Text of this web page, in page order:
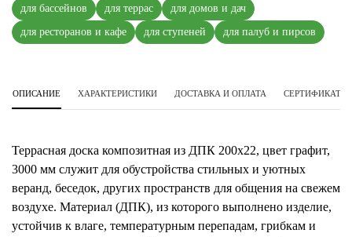
для бассейнов для террас
для домов и дач
для ресторанов и кафе
для ступеней для палуб и пирсов
ОПИСАНИЕ ХАРАКТЕРИСТИКИ ДОСТАВКА И ОПЛАТА СЕРТИФИКАТЫ
Террасная доска композитная из ДПК 200х22, цвет графит,
3000 мм служит для обустройства стильных и уютных
веранд, беседок, других пространств для общения на свежем
воздухе. Материал (ДПК), из которого выполнено изделие,
устойчив к влаге, температурным перепадам, грибкам и